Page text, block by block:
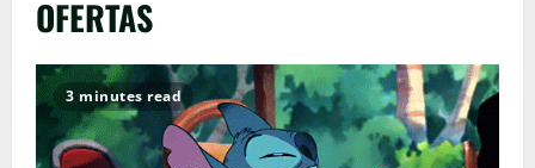
OFERTAS
3 minutes read